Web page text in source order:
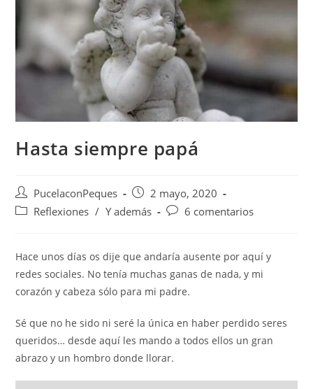
Hasta siempre papá
PucelaconPeques
2 mayo, 2020
Reflexiones / Y además 6 comentarios
Hace unos días os dije que andaría ausente por aquí y
redes sociales. No tenía muchas ganas de nada, y mi
corazón y cabeza sólo para mi padre.
Sé que no he sido ni seré la única en haber perdido seres
queridos… desde aquí les mando a todos ellos un gran
abrazo y un hombro donde llorar.